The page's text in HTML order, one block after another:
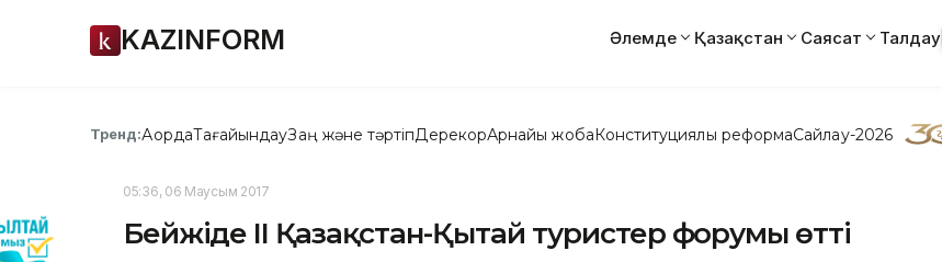
KAZINFORM Әлемде Қазақстан Саясат Талдау
Тренд:АқордаТағайындауЗаң және тәртіпДерекқорАрнайы жобаКонституциялық реформаСайлау-2026
05:36, 06 Маусым 2017
Бейжіңде II Қазақстан-Қытай туристер форумы өтті